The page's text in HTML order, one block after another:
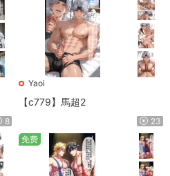
8
Yaoi
【c779】馬超2
23
免费